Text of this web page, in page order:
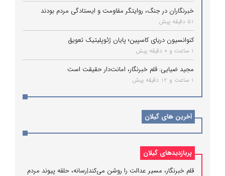
خبرنگاران در جنگ، روایتگر مقاومت و ایستادگی مردم بودند
51 دقیقه پیش
کنوانسیون دریای کاسپین؛ پایان ژئوپلیتیک تعویق
1 ساعت و 0 دقیقه پیش
مجید ضیایی: قلم خبرنگار، امانت‌دار حقیقت است
1 ساعت و 12 دقیقه پیش
آخرین های گیلان
پربازدیدهای گیلان
قلم خبرنگار، مسیر عدالت را روشن می‌کند|رسانه، حلقه پیوند مردم